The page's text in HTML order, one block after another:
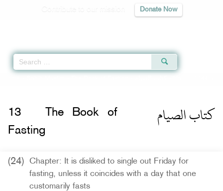
Donate Now
كتاب الصيام 13
The Book of
Fasting
(24)
Chapter: It is disliked to single out Friday for
fasting, unless it coincides with a day that one
customarily fasts